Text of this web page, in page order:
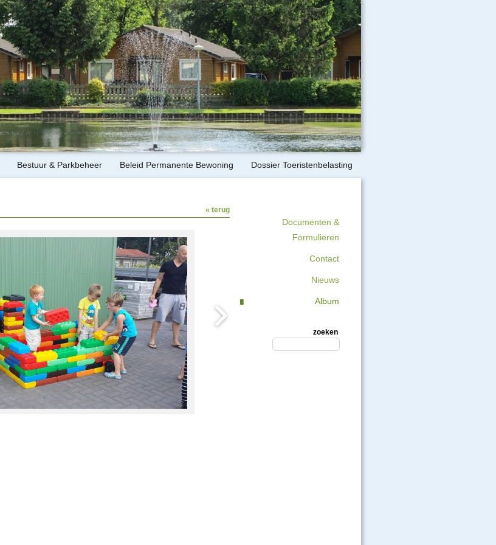
Bestuur & Parkbeheer Beleid Permanente Bewoning Dossier Toeristenbelasting
Documenten &
Formulieren
Contact
Nieuws
Album
zoeken
« terug